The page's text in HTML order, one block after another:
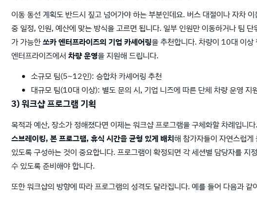
이동 동선 계획도 반드시 짚고 넘어가야 하는 부분인데요. 버스 대절이나 자차
중 일정, 인원, 예산에 맞는 방식을 고르면 됩니다. 일부 인원만 이동하거나 팀
가 가능한쏘카 엔터프라이즈의 기업 카셰어링을 추천합니다. 차량이 10대 이상
엔터프라이즈에서 차량 운영을 지원해 드립니다.
소규모 팀(5~12인): 승합차 카셰어링 추천
대규모 팀(10대 이상): 별도 문의 시, 기업 니즈에 따른 단체 차량 운영 지
3) 워크샵 프로그램 기획
목적과 예산, 장소가 정해졌다면 이제는 워크샵 프로그램을 구체화할 차례입니
스브레이킹, 본 프로그램, 휴식 시간을 균형 있게 배치해 참가자들이 자연스럽
있도록 구성하는 것이 중요합니다. 프로그램이 확정되면 각 세션별 담당자를 지
수 있도록 준비해야 합니다.
또한 워크샵의 방향에 따라 프로그램의 성격도 달라집니다. 예를 들어 다음과 같